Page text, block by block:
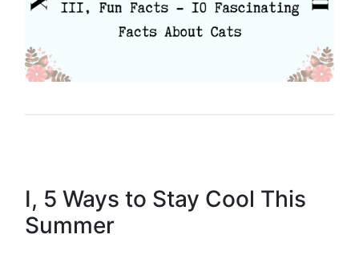
I, 5 Ways to Stay Cool This
Summer